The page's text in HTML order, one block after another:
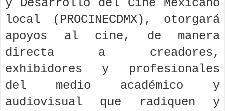
y Desarrollo del Cine Mexicano
local (PROCINECDMX), otorgará
apoyos al cine, de manera
directa a creadores,
exhibidores y profesionales
del medio académico y
audiovisual que radiquen y